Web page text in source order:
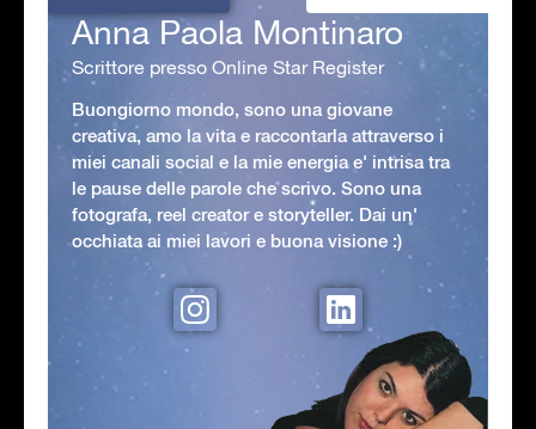
Anna Paola Montinaro
Scrittore presso Online Star Register
Buongiorno mondo, sono una giovane
creativa, amo la vita e raccontarla attraverso i
miei canali social e la mie energia e' intrisa tra
le pause delle parole che scrivo. Sono una
fotografa, reel creator e storyteller. Dai un'
occhiata ai miei lavori e buona visione :)